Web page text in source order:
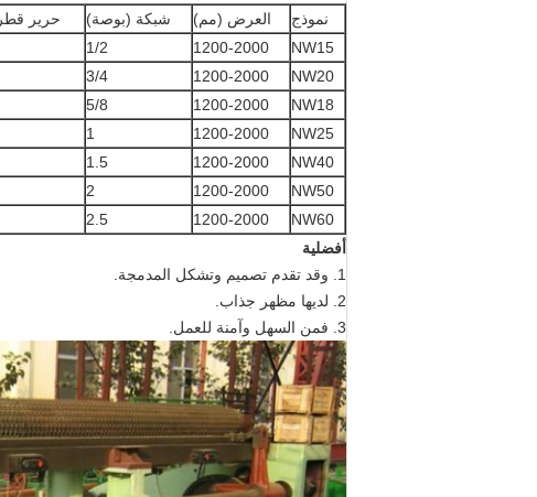
نموذج
العرض (مم) شبكة (بوصة) حرير
NW15
1200-2000
1/2
NW20
1200-2000
3/4
NW18
1200-2000
5/8
NW25
1200-2000
1
NW40
1200-2000
1.5
NW50
1200-2000
2
NW60
1200-2000
2.5
أفضلية
1. وقد تقدم تصميم وتشكل المدمجة.
2. لديها مظهر جذاب.
3. فمن السهل وآمنة للعمل.